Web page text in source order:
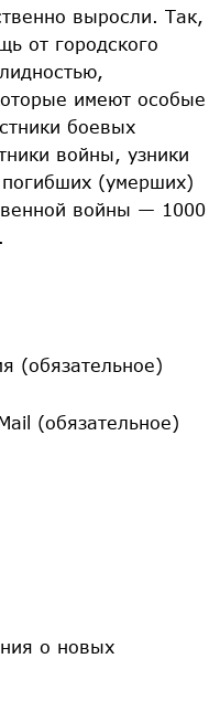
выросли. Так,
от городского
имеют особые
боевых
войны, узники
погибших (умерших)
войны — 1000
(обязательное)
(обязательное)
о новых